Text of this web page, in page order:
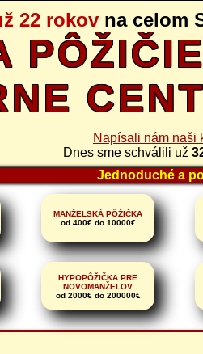
22 rokov na celom
Napísali nám naši
Dnes sme schválili už
Jednoduché a
MANŽELSKÁ PÔŽIČKA
od 400€ do 10000€
HYPOPÔŽIČKA PRE
NOVOMANŽELOV
od 2000€ do 200000€